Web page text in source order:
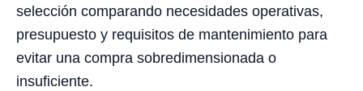
selección comparando necesidades operativas,
presupuesto y requisitos de mantenimiento para
evitar una compra sobredimensionada o
insuficiente.